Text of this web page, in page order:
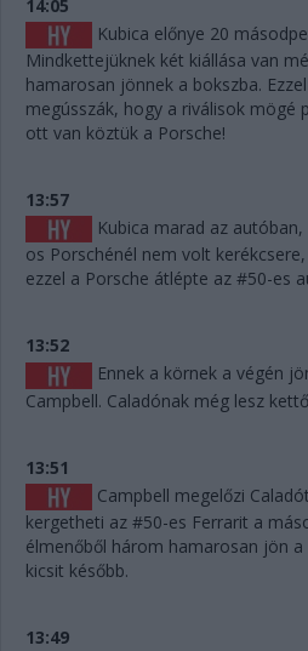
14:05
Kubica előnye 20
Mindkettejüknek két kiállása van
hamarosan jönnek a bokszba.
megússzák, hogy a riválisok mögé
ott van köztük a Porsche!
13:57
Kubica marad az
os Porschénél nem volt
ezzel a Porsche átlépte az #50-es
13:52
Ennek a körnek a végén
Campbell. Caladónak még lesz
13:51
Campbell megelőzi
kergetheti az #50-es Ferrarit a
élmenőből három hamarosan jön
kicsit később.
13:49